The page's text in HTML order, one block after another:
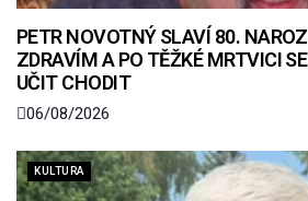
PETR NOVOTNÝ SLAVÍ 80.
ZDRAVÍM A PO TĚŽKÉ MRTVICI
UČIT CHODIT
06/08/2026
KULTURA